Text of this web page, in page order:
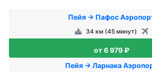
Пейя → Пафос
34 км (45 минут)
от 6 979 ₽
Пейя → Ларнака